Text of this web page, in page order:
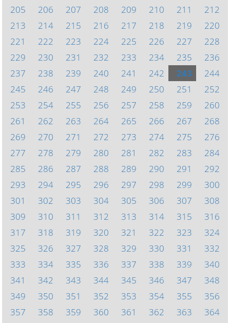
205
206 207 208 209 210 211
212
213
214 215 216 217 218 219
220
221
222 223 224 225 226 227
228
229
230 231 232 233 234 235
236
237
238 239 240 241 242 243
244
245
246 247 248 249 250 251
252
253
254 255 256 257 258 259
260
261
262 263 264 265 266 267
268
269
270 271 272 273 274 275
276
277
278 279 280 281 282 283
284
285
286 287 288 289 290 291
292
293
294 295 296 297 298 299
300
301
302 303 304 305 306 307
308
309
310 311 312 313 314 315
316
317
318 319 320 321 322 323
324
325
326 327 328 329 330 331
332
333
334 335 336 337 338 339
340
341
342 343 344 345 346 347
348
349
350 351 352 353 354 355
356
357
358 359 360 361 362 363
364